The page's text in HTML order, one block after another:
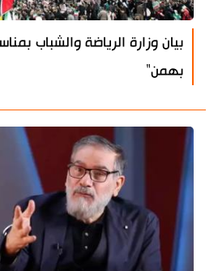
بهمن"